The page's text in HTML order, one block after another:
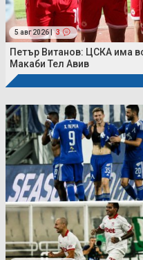
5 авг 2026 | 3
Петър Витанов: ЦСКА има
Макаби Тел Авив